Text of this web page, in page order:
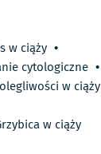
w ciąży •
cytologiczne •
w ciąży
w ciąży